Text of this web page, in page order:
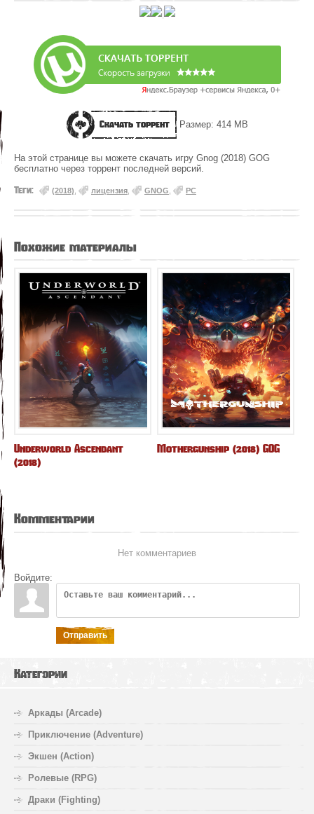
Скачать торрент Размер: 414 MB
На этой странице вы можете скачать игру Gnog (2018) GOG
бесплатно через торрент последней версий.
Теги: (2018) лицензия GNOG PC
Похожие материалы
Underworld Ascendant
(2018)
Mothergunship (2018) GOG
Комментарии
Нет комментариев
Войдите:
Отправить
Категории
Аркады (Arcade)
Приключение (Adventure)
Экшен (Action)
Ролевые (RPG)
Драки (Fighting)